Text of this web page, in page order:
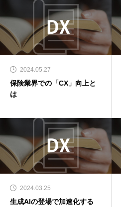
2024.05.27
保険業界での「CX」向上と
は
2024.03.25
生成AIの登場で加速化する